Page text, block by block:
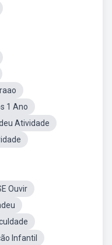
1 Ano
Atividade
Ouvir
Infantil